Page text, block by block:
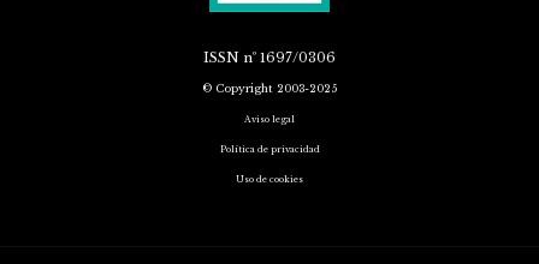
ISSN nº 1697/0306
© Copyright 2003-2025
Aviso legal
Política de privacidad
Uso de cookies